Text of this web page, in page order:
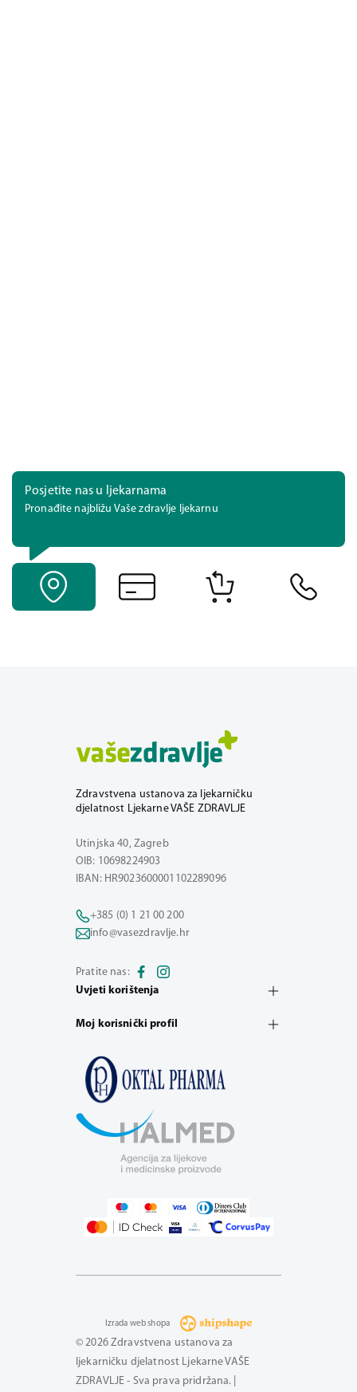
Posjetite nas u ljekarnama
Pronađite najbližu Vaše zdravlje ljekarnu
Zdravstvena ustanova za ljekarničku
djelatnost Ljekarne VAŠE ZDRAVLJE
Utinjska 40, Zagreb
OIB: 10698224903
IBAN: HR9023600001102289096
+385 (0) 1 21 00 200
info@vasezdravlje.hr
Pratite nas:
Uvjeti korištenja
Moj korisnički profil
© 2026 Zdravstvena ustanova za
ljekarničku djelatnost Ljekarne VAŠE
ZDRAVLJE - Sva prava pridržana. |
Izrada web shopa